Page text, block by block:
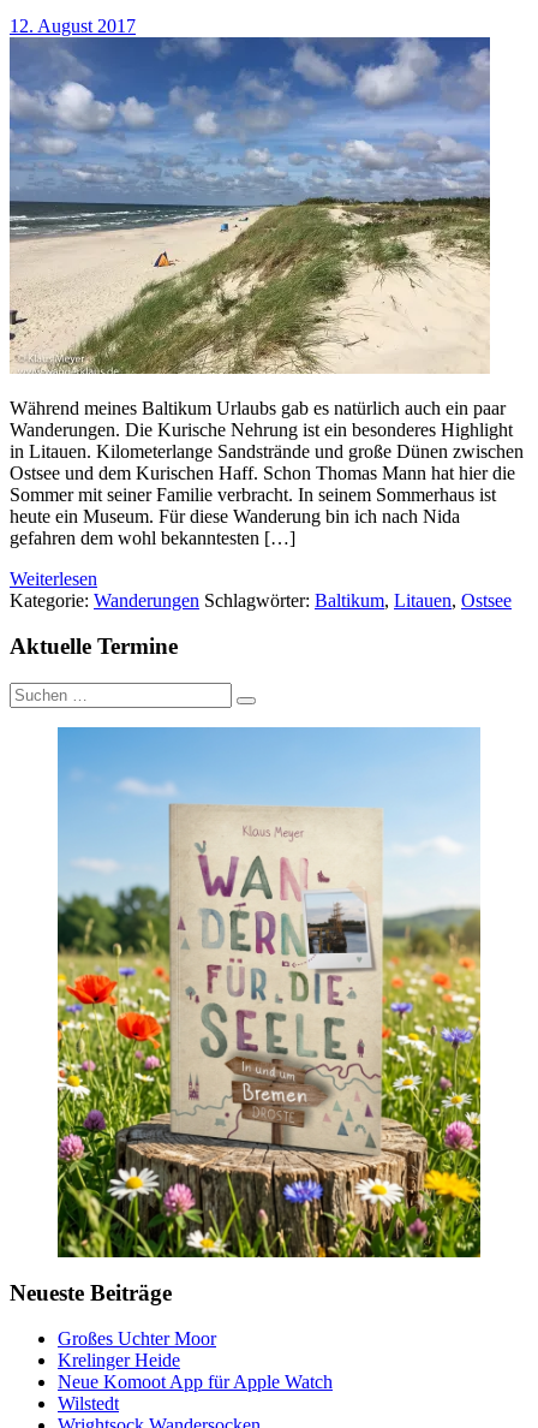
12. August 2017
Während meines Baltikum Urlaubs gab es natürlich auch ein paar
Wanderungen. Die Kurische Nehrung ist ein besonderes Highlight
in Litauen. Kilometerlange Sandstrände und große Dünen zwischen
Ostsee und dem Kurischen Haff. Schon Thomas Mann hat hier die
Sommer mit seiner Familie verbracht. In seinem Sommerhaus ist
heute ein Museum. Für diese Wanderung bin ich nach Nida
gefahren dem wohl bekanntesten […]
Weiterlesen
Kategorie: Wanderungen Schlagwörter: Baltikum, Litauen, Ostsee
Aktuelle Termine
Suche
nach:
Neueste Beiträge
Großes Uchter Moor
Krelinger Heide
Neue Komoot App für Apple Watch
Wilstedt